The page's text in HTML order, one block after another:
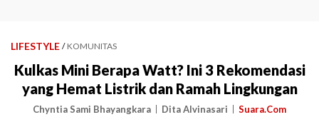
LIFESTYLE / KOMUNITAS
Kulkas Mini Berapa Watt? Ini 3 Rekomendasi
yang Hemat Listrik dan Ramah Lingkungan
Chyntia Sami Bhayangkara Dita Alvinasari Suara.Com